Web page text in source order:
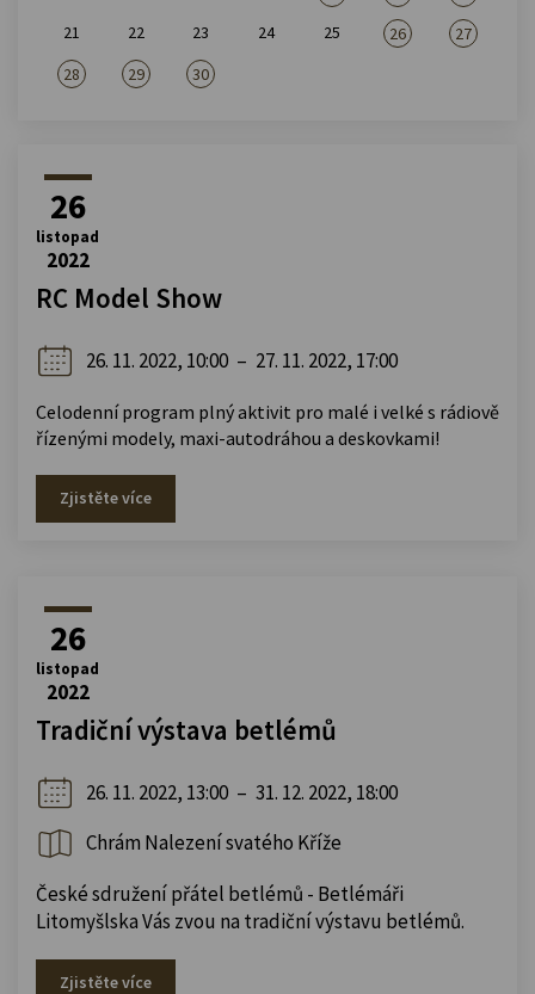
21
22 23 24 25 26
27
28
29 30
26
listopad
2022
RC Model Show
26. 11. 2022, 10:00 – 27. 11. 2022, 17:00
Celodenní program plný aktivit pro malé i velké s rádiově
řízenými modely, maxi-autodráhou a deskovkami!
Zjistěte více
26
listopad
2022
Tradiční výstava betlémů
26. 11. 2022, 13:00 – 31. 12. 2022, 18:00
Chrám Nalezení svatého Kříže
České sdružení přátel betlémů - Betlémáři
Litomyšlska Vás zvou na tradiční výstavu betlémů.
Zjistěte více